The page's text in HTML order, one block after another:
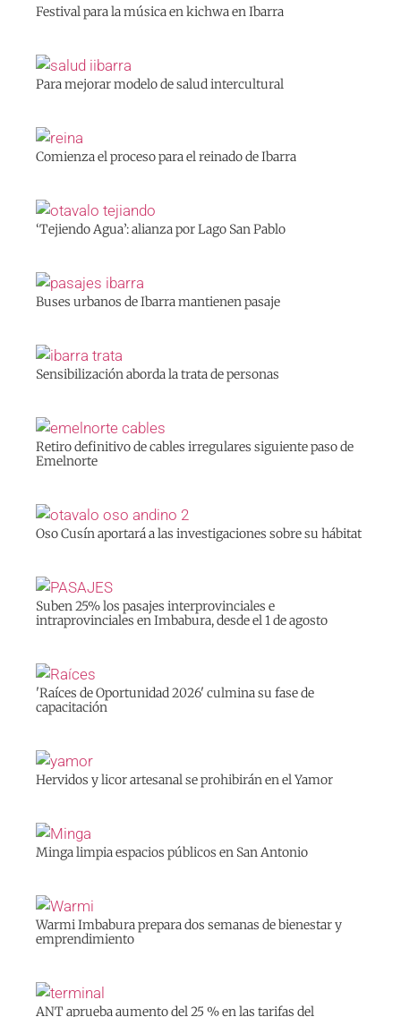
Festival para la música en kichwa en Ibarra
Para mejorar modelo de salud intercultural
Comienza el proceso para el reinado de Ibarra
‘Tejiendo Agua’: alianza por Lago San Pablo
Buses urbanos de Ibarra mantienen pasaje
Sensibilización aborda la trata de personas
Retiro definitivo de cables irregulares siguiente paso de
Emelnorte
Oso Cusín aportará a las investigaciones sobre su hábitat
Suben 25% los pasajes interprovinciales e
intraprovinciales en Imbabura, desde el 1 de agosto
'Raíces de Oportunidad 2026' culmina su fase de
capacitación
Hervidos y licor artesanal se prohibirán en el Yamor
Minga limpia espacios públicos en San Antonio
Warmi Imbabura prepara dos semanas de bienestar y
emprendimiento
ANT aprueba aumento del 25 % en las tarifas del